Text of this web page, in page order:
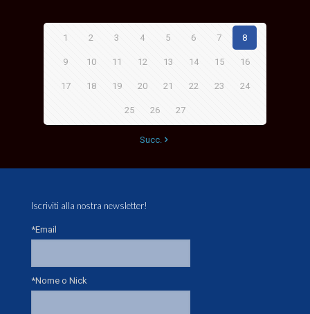
1 2 3 4 5 6 7 8
9 10 11 12 13 14 15 16
17 18 19 20 21 22 23 24
25 26 27
Succ.
Iscriviti alla nostra newsletter!
*Email
*Nome o Nick